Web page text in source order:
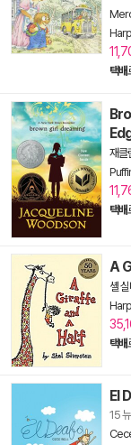
택배
재클
택배
A
셸
택배
El
15